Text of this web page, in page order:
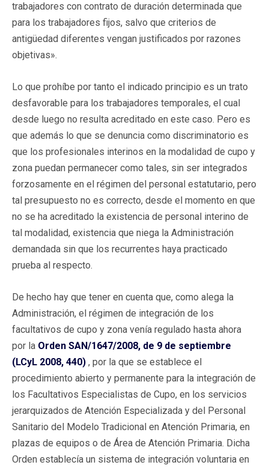
trabajadores con contrato de duración determinada que
para los trabajadores fijos, salvo que criterios de
antigüedad diferentes vengan justificados por razones
objetivas».
Lo que prohíbe por tanto el indicado principio es un trato
desfavorable para los trabajadores temporales, el cual
desde luego no resulta acreditado en este caso. Pero es
que además lo que se denuncia como discriminatorio es
que los profesionales interinos en la modalidad de cupo y
zona puedan permanecer como tales, sin ser integrados
forzosamente en el régimen del personal estatutario, pero
tal presupuesto no es correcto, desde el momento en que
no se ha acreditado la existencia de personal interino de
tal modalidad, existencia que niega la Administración
demandada sin que los recurrentes haya practicado
prueba al respecto.
De hecho hay que tener en cuenta que, como alega la
Administración, el régimen de integración de los
facultativos de cupo y zona venía regulado hasta ahora
por la Orden SAN/1647/2008, de 9 de septiembre
(LCyL 2008, 440) , por la que se establece el
procedimiento abierto y permanente para la integración de
los Facultativos Especialistas de Cupo, en los servicios
jerarquizados de Atención Especializada y del Personal
Sanitario del Modelo Tradicional en Atención Primaria, en
plazas de equipos o de Área de Atención Primaria. Dicha
Orden establecía un sistema de integración voluntaria en